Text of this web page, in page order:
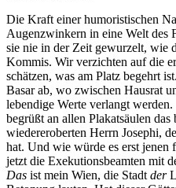
Die Kraft einer humoristischen
Augenzwinkern in eine Welt des
sie nie in der Zeit gewurzelt, wie
Kommis. Wir verzichten auf die
schätzen, was am Platz begehrt
Basar ab, wo zwischen Hausrat
lebendige Werte verlangt
begrüßt an allen Plakatsäulen
wiedereroberten Herrn Josephi,
hat. Und wie würde es erst jenen
jetzt die Exekutionsbeamten mit
Das ist mein Wien, die Stadt der